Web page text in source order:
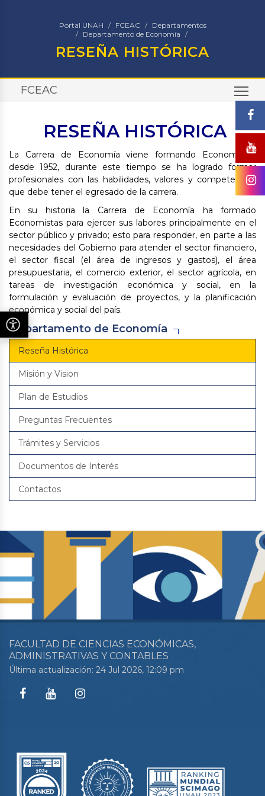
Portal UNAH FCEAC
Departamentos
Departamento de Economía
RESEÑA HISTÓRICA
FCEAC
RESEÑA HISTÓRICA
La Carrera de Economía viene formando Economistas
desde 1952, durante este tiempo se ha logrado formar
profesionales con las habilidades, valores y competencias
que debe tener el egresado de la carrera.
En su historia la Carrera de Economía ha formado
Economistas para ejercer sus labores principalmente en el
sector público y privado; esto para responder, en parte a las
necesidades del Gobierno para atender el sector financiero,
el sector fiscal (el área de ingresos y gastos), el área
presupuestaria, el comercio exterior, el sector agrícola, en
tareas de investigación económica y social, en la
formulación y evaluación de proyectos, y la planificación
económica y social del país.
Departamento de Economía
Reseña Histórica
Misión y Vision
Plan de Estudios
Preguntas Frecuentes
Trámites y Servicios
Documentos de Interés
Contactos
FACULTAD DE CIENCIAS ECONÓMICAS,
ADMINISTRATIVAS Y CONTABLES
Última actualización: 24 Jul 2026, 12:09 pm